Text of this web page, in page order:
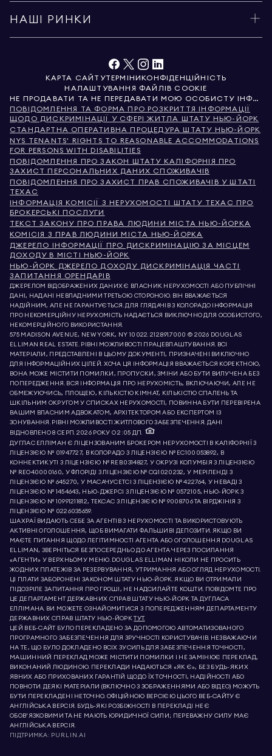
НАШІ РИНКИ
КАРТА САЙТУТЕРМІНИКОНФІДЕНЦІЙНІСТЬ
НАЛАШТУВАННЯ ФАЙЛІВ COOKIE
НЕ ПРОДАВАТИ ТА НЕ ПЕРЕДАВАТИ МОЮ ОСОБИСТУ ІНФОРМАЦІЮ
ПОВІДОМЛЕННЯ ТА ФОРМА ПРО РОЗКРИТТЯ ІНФОРМАЦІЇ
ЩОДО ДИСКРИМІНАЦІЇ У СФЕРІ ЖИТЛА ШТАТУ НЬЮ-ЙОРК
СТАНДАРТНА ОПЕРАТИВНА ПРОЦЕДУРА ШТАТУ НЬЮ-ЙОРК
NYS TENANTS' RIGHTS TO REASONABLE ACCOMMODATIONS
FOR PERSONS WITH DISABILITIES
ПОВІДОМЛЕННЯ ПРО ЗАКОН ШТАТУ КАЛІФОРНІЯ ПРО
ЗАХИСТ ПЕРСОНАЛЬНИХ ДАНИХ СПОЖИВАЧІВ
ПОВІДОМЛЕННЯ ПРО ЗАХИСТ ПРАВ СПОЖИВАЧІВ У ШТАТІ
ТЕХАС
ІНФОРМАЦІЯ КОМІСІЇ З НЕРУХОМОСТІ ШТАТУ ТЕХАС ПРО
БРОКЕРСЬКІ ПОСЛУГИ
ТЕКСТ ЗАКОНУ ПРО ПРАВА ЛЮДИНИ МІСТА НЬЮ-ЙОРКА
КОМІСІЯ З ПРАВ ЛЮДИНИ МІСТА НЬЮ-ЙОРКА
ДЖЕРЕЛО ІНФОРМАЦІЇ ПРО ДИСКРИМІНАЦІЮ ЗА МІСЦЕМ
ДОХОДУ В МІСТІ НЬЮ-ЙОРК
НЬЮ-ЙОРК ДЖЕРЕЛО ДОХОДУ ДИСКРИМІНАЦІЯ ЧАСТІ
ЗАПИТАННЯ ОРЕНДАРІВ
ДЖЕРЕЛОМ ВІДОБРАЖЕНИХ ДАНИХ Є ВЛАСНИК НЕРУХОМОСТІ АБО ПУБЛІЧНІ
ДАНІ, НАДАНІ НЕВЛАДНИМИ ТРЕТЬОЮ СТОРОНОЮ. ВІН ВВАЖАЄТЬСЯ
НАДІЙНИМ, АЛЕ НЕ ГАРАНТУЄТЬСЯ. ДЛЯ ГЛЯДАЧІВ З КОЛОРАДО ІНФОРМАЦІЯ
ПРО НЕКОМЕРЦІЙНУ НЕРУХОМІСТЬ НАДАЄТЬСЯ ВИКЛЮЧНО ДЛЯ ОСОБИСТОГО,
НЕКОМЕРЦІЙНОГО ВИКОРИСТАННЯ.
575 MADISON AVENUE, NEW YORK, NY 10022.212.891.7000 © 2026 DOUGLAS
ELLIMAN REAL ESTATE. РІВНІ МОЖЛИВОСТІ ПРАЦЕВЛАШТУВАННЯ. ВСІ
МАТЕРІАЛИ, ПРЕДСТАВЛЕНІ В ЦЬОМУ ДОКУМЕНТІ, ПРИЗНАЧЕНІ ВИКЛЮЧНО
ДЛЯ ІНФОРМАЦІЙНИХ ЦІЛЕЙ. ХОЧА ЦЯ ІНФОРМАЦІЯ ВВАЖАЄТЬСЯ КОРЕКТНОЮ,
ВОНА МОЖЕ МІСТИТИ ПОМИЛКИ, ПРОПУСКИ, ЗМІНИ АБО БУТИ ВИЛУЧЕНА БЕЗ
ПОПЕРЕДЖЕННЯ. ВСЯ ІНФОРМАЦІЯ ПРО НЕРУХОМІСТЬ, ВКЛЮЧАЮЧИ, АЛЕ НЕ
ОБМЕЖУЮЧИСЬ, ПЛОЩЕЮ, КІЛЬКІСТЮ КІМНАТ, КІЛЬКІСТЮ СПАЛЕНЬ ТА
ШКІЛЬНИМ ОКРУГОМ У СПИСКАХ НЕРУХОМОСТІ, ПОВИННА БУТИ ПЕРЕВІРЕНА
ВАШИМ ВЛАСНИМ АДВОКАТОМ, АРХІТЕКТОРОМ АБО ЕКСПЕРТОМ ІЗ
ЗОНУВАННЯ. РІВНІ МОЖЛИВОСТІ ЖИТЛОВОГО ЗАБЕЗПЕЧЕННЯ. ДАНІ
ВІДНОВЛЕНО 8 СЕРП. 2026 РОКУ О 2:05 ДП.
ДУГЛАС ЕЛЛІМАН Є ЛІЦЕНЗОВАНИМ БРОКЕРОМ НЕРУХОМОСТІ В КАЛІФОРНІЇ З
ЛІЦЕНЗІЄЮ № 01947727, В КОЛОРАДО З ЛІЦЕНЗІЄЮ № EC100053892, В
КОННЕКТИКУТІ З ЛІЦЕНЗІЄЮ № REB.0314827, У ОКРУЗІ КОЛУМБІЯ З ЛІЦЕНЗІЄЮ
№ REO40000160, У ФЛОРІДІ З ЛІЦЕНЗІЄЮ № CQ1020232, У МЕРІЛЕНДІ З
ЛІЦЕНЗІЄЮ № 645270, У МАСАЧУСЕТСІ З ЛІЦЕНЗІЄЮ № 422764, У НЕВАДІ З
ЛІЦЕНЗІЄЮ № 1454643, НЬЮ-ДЖЕРСІ З ЛІЦЕНЗІЄЮ № 0572105, НЬЮ-ЙОРК З
ЛІЦЕНЗІЄЮ № 10991211812, ТЕКСАС З ЛІЦЕНЗІЄЮ № 9008706 ТА ВІРДЖІНІЯ З
ЛІЦЕНЗІЄЮ № 0226035659.
ШАХРАЇ ВИДАЮТЬ СЕБЕ ЗА АГЕНТІВ З НЕРУХОМОСТІ ТА ВИКОРИСТОВУЮТЬ
АКТИВНІ ОГОЛОШЕННЯ, ЩОБ ВИМАГАТИ ФАЛЬШИВІ ДЕПОЗИТИ. ЯКЩО ВИ
МАЄТЕ ПИТАННЯ ЩОДО ЛЕГІТИМНОСТІ АГЕНТА АБО ОГОЛОШЕННЯ DOUGLAS
ELLIMAN, ЗВЕРНІТЬСЯ БЕЗПОСЕРЕДНЬО ДО АГЕНТА ЧЕРЕЗ ПОСИЛАННЯ
«АГЕНТИ» У ВЕРХНЬОМУ МЕНЮ. DOUGLAS ELLIMAN НІКОЛИ НЕ ПРОСИТЬ
ЖОДНИХ ПЛАТЕЖІВ ЗА РЕЗЕРВУВАННЯ, УТРИМАННЯ АБО ОГЛЯД НЕРУХОМОСТІ.
ЦІ ПЛАТИ ЗАБОРОНЕНІ ЗАКОНОМ ШТАТУ НЬЮ-ЙОРК. ЯКЩО ВИ ОТРИМАЛИ
ПІДОЗРІЛЕ ЗАПИТАННЯ ПРО ГРОШІ, НЕ НАДСИЛАЙТЕ КОШТИ. ПОВІДОМТЕ ПРО
ЦЕ ДЕПАРТАМЕНТ ДЕРЖАВНИХ СПРАВ ШТАТУ НЬЮ-ЙОРК ТА ДУГЛАСА
ЕЛЛІМАНА. ВИ МОЖЕТЕ ОЗНАЙОМИТИСЯ З ПОПЕРЕДЖЕННЯМ ДЕПАРТАМЕНТУ
ДЕРЖАВНИХ СПРАВ ШТАТУ НЬЮ-ЙОРК ТУТ.
ЦЕЙ ВЕБ-САЙТ БУЛО ПЕРЕКЛАДЕНО ЗА ДОПОМОГОЮ АВТОМАТИЗОВАНОГО
ПРОГРАМНОГО ЗАБЕЗПЕЧЕННЯ ДЛЯ ЗРУЧНОСТІ КОРИСТУВАЧІВ. НЕЗВАЖАЮЧИ
НА ТЕ, ЩО БУЛО ДОКЛАДЕНО ВСІХ ЗУСИЛЬ ДЛЯ ЗАБЕЗПЕЧЕННЯ ТОЧНОСТІ,
МАШИННИЙ ПЕРЕКЛАД МОЖЕ МІСТИТИ ПОМИЛКИ І НЕ ЗАМІНЮЄ ПЕРЕКЛАД,
ВИКОНАНИЙ ЛЮДИНОЮ. ПЕРЕКЛАДИ НАДАЮТЬСЯ «ЯК Є», БЕЗ БУДЬ-ЯКИХ
ЯВНИХ АБО ПРИХОВАНИХ ГАРАНТІЙ ЩОДО ЇХ ТОЧНОСТІ, НАДІЙНОСТІ АБО
ПОВНОТИ. ДЕЯКІ МАТЕРІАЛИ (ВКЛЮЧНО З ЗОБРАЖЕННЯМИ АБО ВІДЕО) МОЖУТЬ
БУТИ ПЕРЕКЛАДЕНІ НЕТОЧНО. ОФІЦІЙНОЮ ВЕРСІЄЮ ЦЬОГО ВЕБ-САЙТУ Є
АНГЛІЙСЬКА ВЕРСІЯ. БУДЬ-ЯКІ РОЗБІЖНОСТІ В ПЕРЕКЛАДІ НЕ Є
ОБОВ’ЯЗКОВИМИ ТА НЕ МАЮТЬ ЮРИДИЧНОЇ СИЛИ; ПЕРЕВАЖНУ СИЛУ МАЄ
АНГЛІЙСЬКА ВЕРСІЯ.
ПІДТРИМКА: PURLIN.AI